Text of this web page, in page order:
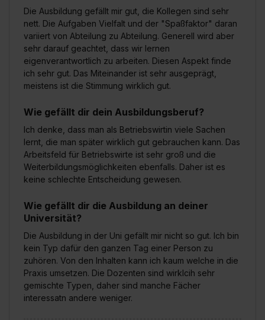
Die Ausbildung gefällt mir gut, die Kollegen sind sehr
nett. Die Aufgaben Vielfalt und der "Spaßfaktor" daran
variiert von Abteilung zu Abteilung. Generell wird aber
sehr darauf geachtet, dass wir lernen
eigenverantwortlich zu arbeiten. Diesen Aspekt finde
ich sehr gut. Das Miteinander ist sehr ausgeprägt,
meistens ist die Stimmung wirklich gut.
Wie gefällt dir dein Ausbildungsberuf?
Ich denke, dass man als Betriebswirtin viele Sachen
lernt, die man später wirklich gut gebrauchen kann. Das
Arbeitsfeld für Betriebswirte ist sehr groß und die
Weiterbildungsmöglichkeiten ebenfalls. Daher ist es
keine schlechte Entscheidung gewesen.
Wie gefällt dir die Ausbildung an deiner
Universität?
Die Ausbildung in der Uni gefällt mir nicht so gut. Ich bin
kein Typ dafür den ganzen Tag einer Person zu
zuhören. Von den Inhalten kann ich kaum welche in die
Praxis umsetzen. Die Dozenten sind wirklcih sehr
gemischte Typen, daher sind manche Fächer
interessatn andere weniger.